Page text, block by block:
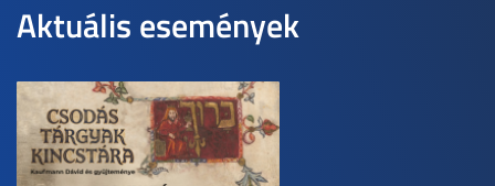
Aktuális események